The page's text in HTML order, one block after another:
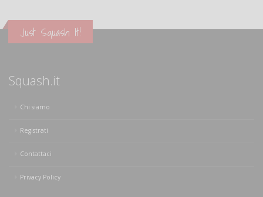
Just Squash It!
Squash.it
Chi siamo
Registrati
Contattaci
Privacy Policy